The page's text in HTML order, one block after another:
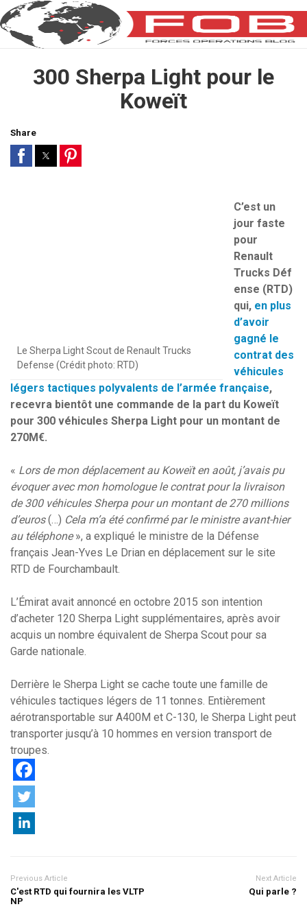
300 Sherpa Light pour le
Koweït
Share
Le Sherpa Light Scout de Renault Trucks
Defense (Crédit photo: RTD)
C’est un
jour faste
pour
Renault
Trucks Déf
ense (RTD)
qui, en plus
d’avoir
gagné le
contrat des
véhicules
légers tactiques polyvalents de l’armée française,
recevra bientôt une commande de la part du Koweït
pour 300 véhicules Sherpa Light pour un montant de
270M€.
« Lors de mon déplacement au Koweït en août, j’avais pu
évoquer avec mon homologue le contrat pour la livraison
de 300 véhicules Sherpa pour un montant de 270 millions
d’euros(…) Cela m’a été confirmé par le ministre avant-hier
au téléphone», a expliqué le ministre de la Défense
français Jean-Yves Le Drian en déplacement sur le site
RTD de Fourchambault.
L’Émirat avait annoncé en octobre 2015 son intention
d’acheter 120 Sherpa Light supplémentaires, après avoir
acquis un nombre équivalent de Sherpa Scout pour sa
Garde nationale.
Derrière le Sherpa Light se cache toute une famille de
véhicules tactiques légers de 11 tonnes. Entièrement
aérotransportable sur A400M et C-130, le Sherpa Light peut
transporter jusqu’à 10 hommes en version transport de
troupes.
Previous Article
C'est RTD qui fournira les VLTP
NP
Next Article
Qui parle ?